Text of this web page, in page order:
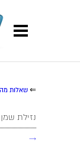
⇐ שאלות
נזילת שמן
→